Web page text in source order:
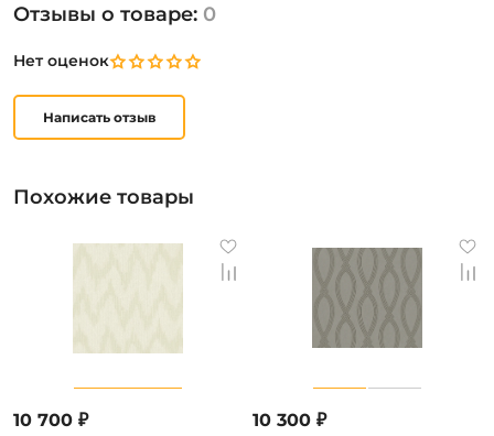
Отзывы о товаре: 0
Нет оценок
Написать отзыв
Похожие товары
10 700 ₽ 10 300 ₽